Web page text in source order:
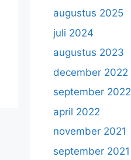
augustus 2025
juli 2024
augustus 2023
december 2022
september 2022
april 2022
november 2021
september 2021